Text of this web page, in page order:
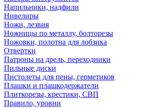
Напильники, надфили
Нивелиры
Ножи, лезвия
Ножницы по металлу, болторезы
Ножовки, полотна для лобзика
Отвертки
Патроны на дрель, переходники
Пильные диски
Пистолеты для пены, герметиков
Плашки и плашкодержатели
Плиткорезы, крестики, СВП
Правило, уровни